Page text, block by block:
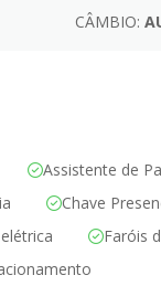
CÂMBIO:
Assistente de
Chave
Faróis